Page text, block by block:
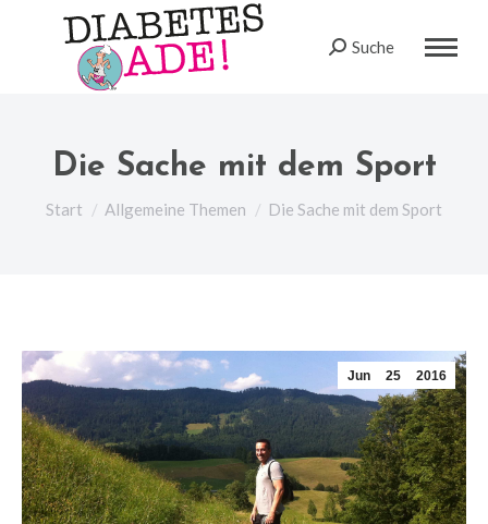
Search:
Suche
Die Sache mit dem Sport
Sie befinden sich hier:
Start Allgemeine Themen Die Sache mit dem Sport
Jun 25 2016